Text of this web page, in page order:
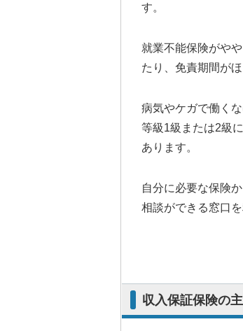
す。
就業不能保険がや
たり、免責期間が
病気やケガで働く
等級1級または2級
あります。
自分に必要な保険
相談ができる窓口
収入保証保険の